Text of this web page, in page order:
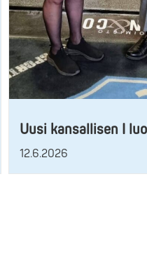
Uusi kansallisen I
12.6.2026